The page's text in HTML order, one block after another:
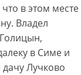
в этом месте
Владел
в Симе и
Лучково